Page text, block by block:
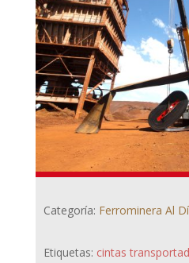
Categoría: Ferrominera Al
Etiquetas: cintas